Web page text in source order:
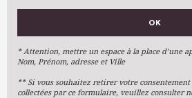
VOS PRÉFÉRENCES
Arts Plastiques
Arts Du Texte
Arts Numériques
OK
* Attention, mettre un espace à la place d’une
Nom, Prénom, adresse et Ville
** Si vous souhaitez retirer votre consentement
collectées par ce formulaire, veuillez consulter